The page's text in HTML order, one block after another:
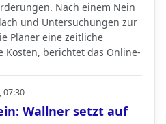
Nach einem Nein
und Untersuchungen zur
Planer eine zeitliche
Kosten, berichtet das Online-
07:30
Wallner setzt auf